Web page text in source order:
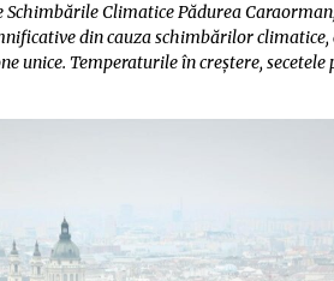
Schimbările Climatice Pădurea
din cauza schimbărilor
unice. Temperaturile în creștere,